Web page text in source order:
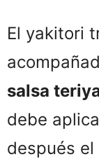
El yakitori
salsa
debe
después